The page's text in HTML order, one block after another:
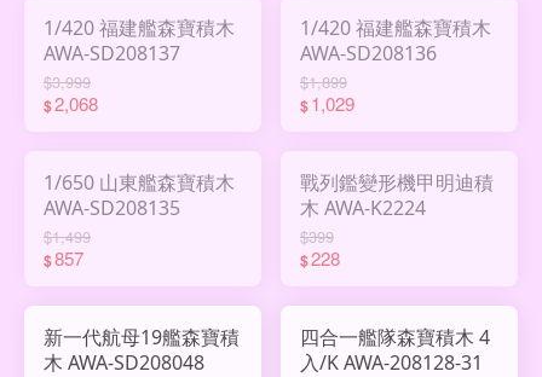
1/420 福建艦森寶積木
AWA-SD208137
$3,999
$2,068
1/420 福建艦森寶積木
AWA-SD208136
$1,899
$1,029
1/650 山東艦森寶積木
AWA-SD208135
$1,499
$857
戰列鑑變形機甲明迪積
木 AWA-K2224
$399
$228
新一代航母19艦森寶積
木 AWA-SD208048
四合一艦隊森寶積木 4
入/K AWA-208128-31